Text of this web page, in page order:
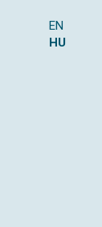
EN
HU